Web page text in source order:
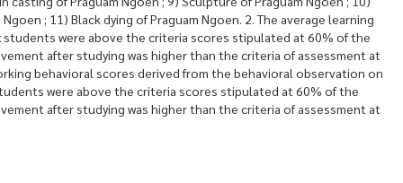
; 11) Black dying of Praguam Ngoen. 2. The average learning
students were above the criteria scores stipulated at 60% of the
after studying was higher than the criteria of assessment at
behavioral scores derived from the behavioral observation on
were above the criteria scores stipulated at 60% of the
after studying was higher than the criteria of assessment at